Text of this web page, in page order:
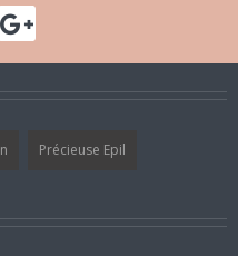
Précieuse Epil